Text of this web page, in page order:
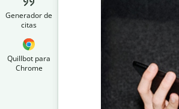
Generador de
citas
Quillbot para
Chrome